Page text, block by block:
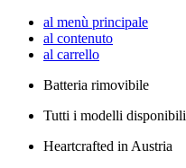
al menù principale
al contenuto
al carrello
Batteria rimovibile
Tutti i modelli disponibili
Heartcrafted in Austria